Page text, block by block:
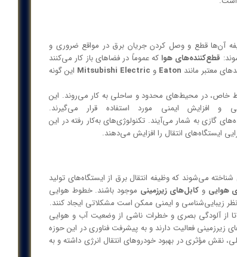
آن‌ها قطع و وصل کردن جریان برق در مواقع ضروری و
قطع‌کننده‌های هواکه عموماً در فضاهای باز کار می‌کنند
معتبر مانند Eaton و Mitsubishi Electric این گونه
خاص، در محیط‌های محدود و ساحلی به کار می‌روند. این
افزایش ایمنی مورد استفاده قرار می‌گیرند.
گازی به شمار می‌آیند. تکنولوژی‌های به‌کار رفته در این
ایستگاه‌های انتقال را افزایش می‌دهند.
می‌شوند که وظیفه انتقال برق از ایستگاه‌های تولید
هوایی و کابل‌های زیرزمینی موجود باشند. خطوط هوایی
زیبایی‌شناسی و ایمنی ممکن است مشکلاتی ایجاد کنند.
تا از آلودگی بصری و خطرات ناشی از وضعیت آب و هوایی
زیرزمینی فعالیت دارند و به پیشرفت فناوری در این حوزه
نقش مؤثری در بهبود خودروهای انتقال انرژی داشته و به